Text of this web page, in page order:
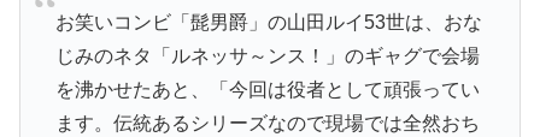
お笑いコンビ「髭男爵」の山田ルイ53世は、おな
じみのネタ「ルネッサ～ンス！」のギャグで会場
を沸かせたあと、「今回は役者として頑張ってい
ます。伝統あるシリーズなので現場では全然おち